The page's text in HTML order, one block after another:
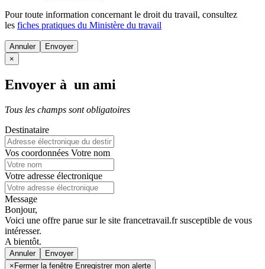
Pour toute information concernant le droit du travail, consultez
les fiches pratiques du Ministère du travail
Annuler
×
Envoyer à un ami
Tous les champs sont obligatoires
Destinataire
Vos coordonnées Votre nom
Votre adresse électronique
Message
Bonjour,
Voici une offre parue sur le site francetravail.fr susceptible de vous
intéresser.
A bientôt.
Annuler
× Fermer la fenêtre Enregistrer mon alerte